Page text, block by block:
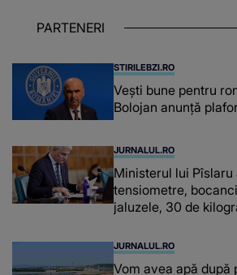
chiar și după
PARTENERI
STIRILEBZI.RO
Vești bune pentru
Bolojan anunță
JURNALUL.RO
Ministerul lui
tensiometre,
jaluzele, 30 de
JURNALUL.RO
Vom avea apă după